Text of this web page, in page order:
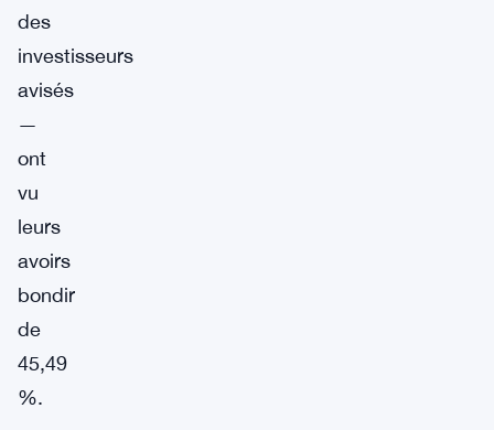
des
investisseurs
avisés
—
ont
vu
leurs
avoirs
bondir
de
45,49
%.